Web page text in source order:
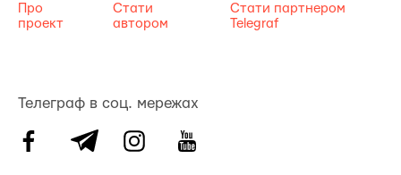
Про
проект
Стати
автором
Стати партнером
Telegraf
Телеграф в соц. мережах